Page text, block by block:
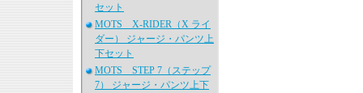
セット
MOTS X-RIDER（X ライ
ダー） ジャージ・パンツ上
下セット
MOTS STEP 7（ステップ
7） ジャージ・パンツ上下